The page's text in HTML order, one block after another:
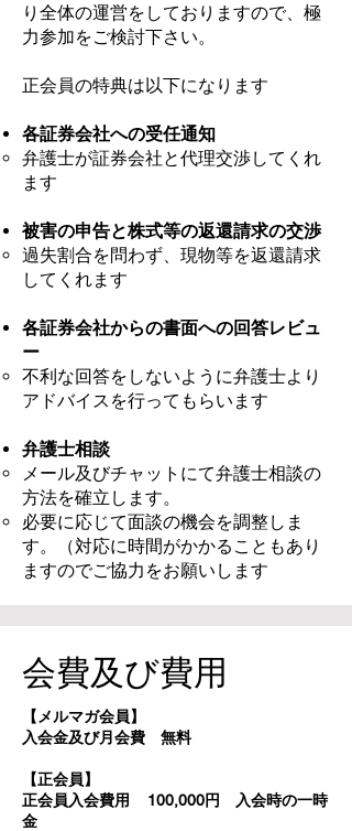
り全体の運営をしておりますので、極
力参加をご検討下さい。
正会員の特典は以下になります
各証券会社への受任通知
弁護士が証券会社と代理交渉してくれ
ます
被害の申告と株式等の返還請求の交渉
過失割合を問わず、現物等を返還請求
してくれます
各証券会社からの書面への回答レビュ
ー
不利な回答をしないように弁護士より
アドバイスを行ってもらいます
弁護士相談
メール及びチャットにて弁護士相談の
方法を確立します。
必要に応じて面談の機会を調整しま
す。（対応に時間がかかることもあり
ますのでご協力をお願いします
会費及び費用
【メルマガ会員】
入会金及び月会費 無料
【正会員】
正会員入会費用 100,000円 入会時の一時
金